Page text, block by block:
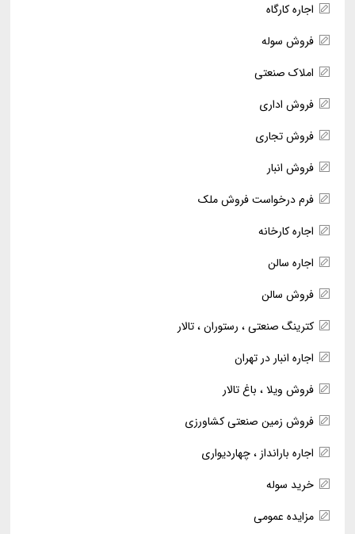
اجاره کارگاه
فروش سوله
املاک صنعتی
فروش اداری
فروش تجاری
فروش انبار
فرم درخواست فروش ملک
اجاره کارخانه
اجاره سالن
فروش سالن
کترینگ صنعتی ، رستوران ، تالار
اجاره انبار در تهران
فروش ویلا ، باغ تالار
فروش زمین صنعتی کشاورزی
اجاره بارانداز ، چهاردیواری
خرید سوله
مزایده عمومی